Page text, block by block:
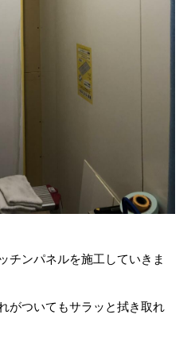
チンパネルを施工していきま
がついてもサラッと拭き取れ